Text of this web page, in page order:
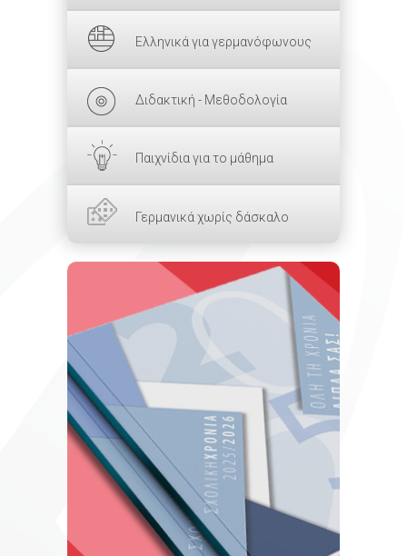
Ελληνικά για γερμανόφωνους
Διδακτική - Μεθοδολογία
Παιχνίδια για το μάθημα
Γερμανικά χωρίς δάσκαλο